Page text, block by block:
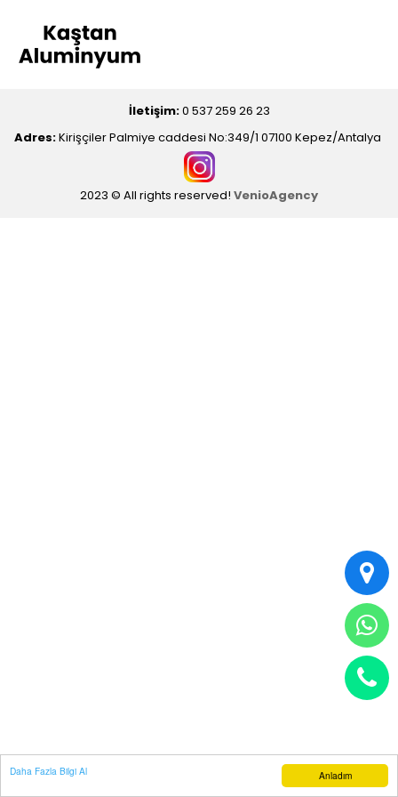
Anladım
Daha Fazla Bilgi Al
İletişim:0 537 259 26 23
Adres:Kirişçiler Palmiye caddesi No:349/1 07100 Kepez/Antalya
2023 © All rights reserved! VenioAgency